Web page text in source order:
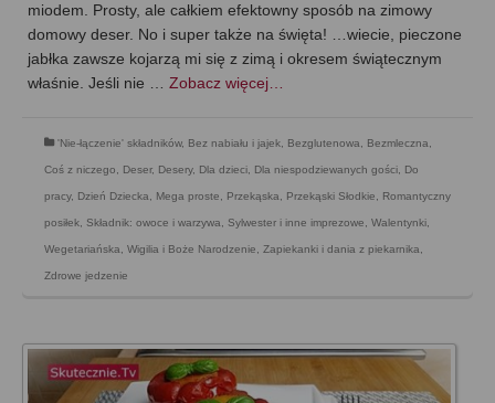
miodem. Prosty, ale całkiem efektowny sposób na zimowy
domowy deser. No i super także na święta! …wiecie, pieczone
jabłka zawsze kojarzą mi się z zimą i okresem świątecznym
właśnie. Jeśli nie … Zobacz więcej…
'Nie-łączenie' składników, Bez nabiału i jajek, Bezglutenowa, Bezmleczna,
Coś z niczego, Deser, Desery, Dla dzieci, Dla niespodziewanych gości, Do
pracy, Dzień Dziecka, Mega proste, Przekąska, Przekąski Słodkie, Romantyczny
posiłek, Składnik: owoce i warzywa, Sylwester i inne imprezowe, Walentynki,
Wegetariańska, Wigilia i Boże Narodzenie, Zapiekanki i dania z piekarnika,
Zdrowe jedzenie